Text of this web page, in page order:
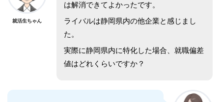
就活生ちゃん
は解消できてよかったです。
ライバルは静岡県内の他企業と感じまし
た。
実際に静岡県内に特化した場合、就職偏差
値はどれくらいですか？